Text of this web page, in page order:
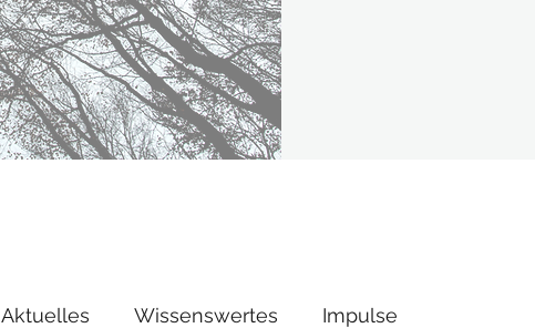
Aktuelles Wissenswertes Impulse